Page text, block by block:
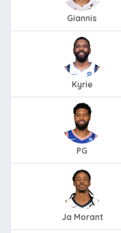
Giannis
Kyrie
PG
Ja Morant